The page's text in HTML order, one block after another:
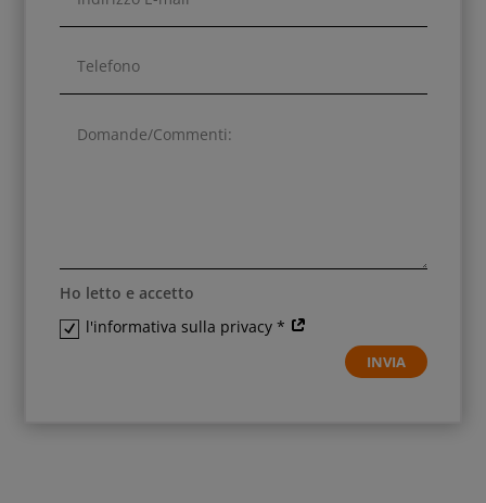
Ho letto e accetto
l'informativa sulla privacy *
INVIA